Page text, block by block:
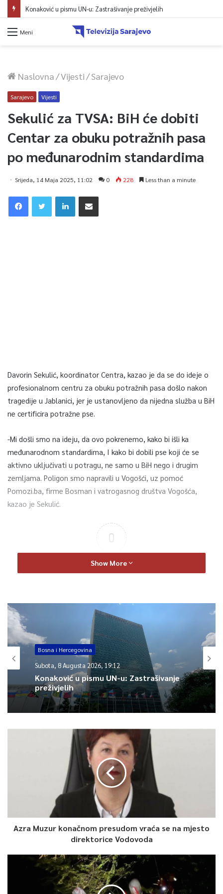
Konaković u pismu UN-u: Zastrašivanje preživjelih
Meni
Naslovna/Vijesti/Sarajevo
Sarajevo Vijesti
Sekulić za TVSA: BiH će dobiti
Centar za obuku potražnih pasa
po međunarodnim standardima
Srijeda, 14 Maja 2025, 11:02 0 228 Less than a minute
Davorin Sekulić, koordinator Centra, kazao je da se do ideje o
profesionalnom centru za obuku potražnih pasa došlo nakon
tragedije u Jablanici, jer je ustanovljeno da nijedna služba u BiH
ne certificira potražne pse.
-Mi došli smo na ideju, da ovo pokrenemo, kako bi išli ka
međunarodnom standardima, I kako bi dobili pse koji će se
aktivno uključivati u potragu, ne samo u BiH nego i drugim
zemljama. Poligon smo napravili u Vogošći, uz pomoć
Pomozi.ba, firme Bosman i vatrogasnog društva Vogošća,
kazao je Sekulić.
0
Article Rating
Show More
Bosna i Hercegovina
Subota, 8 Augusta 2026, 19:12
Konaković u pismu UN-u: Zastrašivanje
preživjelih
Azra Muzur konačnom presudom vraća se na mjesto
direktorice Vodovoda